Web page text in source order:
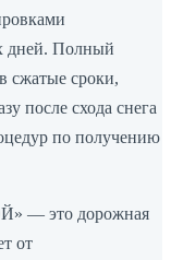
дней. Полный
сжатые сроки,
после схода снега
по получению
— это дорожная
от